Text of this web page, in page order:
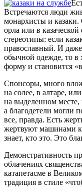
Встречаются люди
монархисты и казаки.
орла или в
стереотипы: если
православный. И даже
обычной одежде, то в
форму и становится
Спонсоры, много
на солее, в алтаре,
на выделенном месте,
а благодетели могли
все, правда. Есть
жертвуют машинами
знает, кто это. Это
Демонстративность
облачениях
катапетасме в
традиция в стиле